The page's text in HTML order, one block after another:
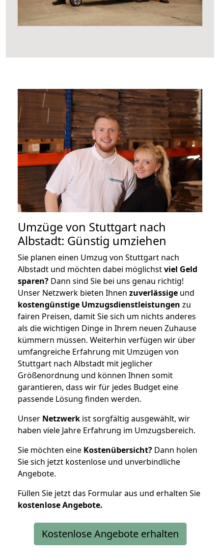
Umzüge von Stuttgart nach
Albstadt: Günstig umziehen
Sie planen einen Umzug von Stuttgart nach
Albstadt und möchten dabei möglichstviel Geld
sparen? Dann sind Sie bei uns genau richtig!
Unser Netzwerk bieten Ihnen zuverlässige und
kostengünstige Umzugsdienstleistungen zu
fairen Preisen, damit Sie sich um nichts anderes
als die wichtigen Dinge in Ihrem neuen Zuhause
kümmern müssen. Weiterhin verfügen wir über
umfangreiche Erfahrung mit Umzügen von
Stuttgart nach Albstadt mit jeglicher
Größenordnung und können Ihnen somit
garantieren, dass wir für jedes Budget eine
passende Lösung finden werden.
Unser Netzwerk ist sorgfältig ausgewählt, wir
haben viele Jahre Erfahrung im Umzugsbereich.
Sie möchten eine Kostenübersicht? Dann holen
Sie sich jetzt kostenlose und unverbindliche
Angebote.
Füllen Sie jetzt das Formular aus und erhalten Sie
kostenloseAngebote.
Kostenlose Angebote erhalten